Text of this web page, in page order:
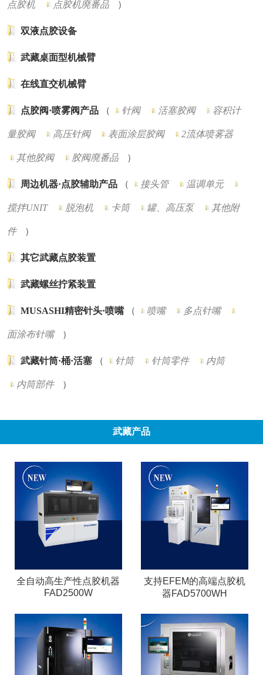
点胶机 点胶机廃番品 ）
双液点胶设备
武藏桌面型机械臂
在线直交机械臂
点胶阀·喷雾阀产品（ 针阀 活塞胶阀 容积计
量胶阀 高压针阀 表面涂层胶阀 2流体喷雾器
其他胶阀 胶阀廃番品 ）
周边机器·点胶辅助产品（ 接头管 温调单元
搅拌UNIT 脱泡机 卡筒 罐、高压泵 其他附
件 ）
其它武藏点胶装置
武藏螺丝拧紧装置
MUSASHI精密针头·喷嘴（ 喷嘴 多点针嘴
面涂布针嘴 ）
武藏针筒·桶·活塞（ 针筒 针筒零件 内筒
内筒部件 ）
武藏产品
全自动高生产性点胶机器
FAD2500W
支持EFEM的高端点胶机
器FAD5700WH